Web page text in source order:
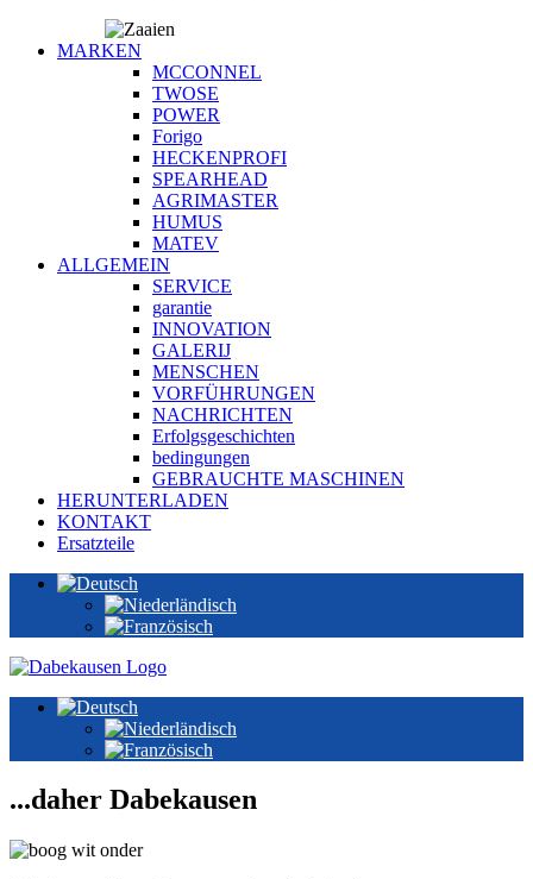
MARKEN
MCCONNEL
TWOSE
POWER
Forigo
HECKENPROFI
SPEARHEAD
AGRIMASTER
HUMUS
MATEV
ALLGEMEIN
SERVICE
garantie
INNOVATION
GALERIJ
MENSCHEN
VORFÜHRUNGEN
NACHRICHTEN
Erfolgsgeschichten
bedingungen
GEBRAUCHTE MASCHINEN
HERUNTERLADEN
KONTAKT
Ersatzteile
...daher Dabekausen